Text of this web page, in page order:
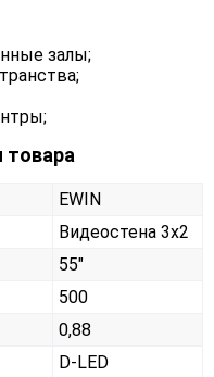
залы;
товара
EWIN
Видеостена 3х2
55"
500
0,88
D-LED